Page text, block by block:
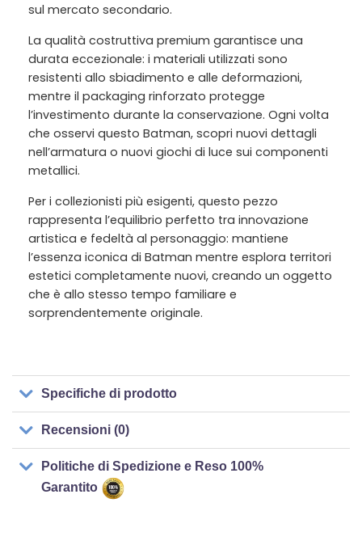
sul mercato secondario.
La qualità costruttiva premium garantisce una
durata eccezionale: i materiali utilizzati sono
resistenti allo sbiadimento e alle deformazioni,
mentre il packaging rinforzato protegge
l’investimento durante la conservazione. Ogni volta
che osservi questo Batman, scopri nuovi dettagli
nell’armatura o nuovi giochi di luce sui componenti
metallici.
Per i collezionisti più esigenti, questo pezzo
rappresenta l’equilibrio perfetto tra innovazione
artistica e fedeltà al personaggio: mantiene
l’essenza iconica di Batman mentre esplora territori
estetici completamente nuovi, creando un oggetto
che è allo stesso tempo familiare e
sorprendentemente originale.
Specifiche di prodotto
Recensioni (0)
Politiche di Spedizione e Reso 100%
Garantito